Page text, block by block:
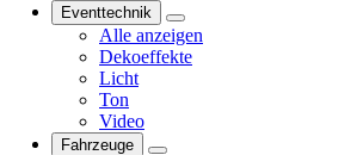
Eventtechnik
Alle anzeigen
Dekoeffekte
Licht
Ton
Video
Fahrzeuge